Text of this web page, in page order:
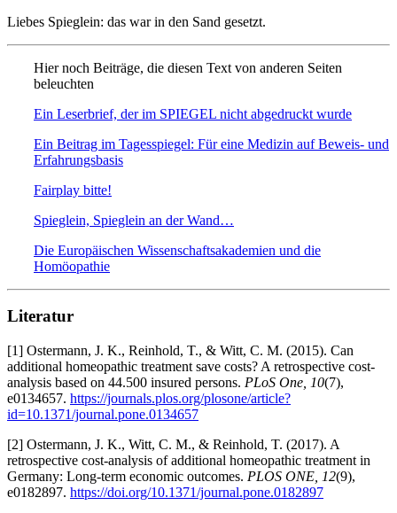
Liebes Spieglein: das war in den Sand gesetzt.
Hier noch Beiträge, die diesen Text von anderen Seiten
beleuchten
Ein Leserbrief, der im SPIEGEL nicht abgedruckt wurde
Ein Beitrag im Tagesspiegel: Für eine Medizin auf Beweis- und
Erfahrungsbasis
Fairplay bitte!
Spieglein, Spieglein an der Wand…
Die Europäischen Wissenschaftsakademien und die
Homöopathie
Literatur
[1] Ostermann, J. K., Reinhold, T., & Witt, C. M. (2015). Can
additional homeopathic treatment save costs? A retrospective cost-
analysis based on 44.500 insured persons. PLoS One, 10(7),
e0134657. https://journals.plos.org/plosone/article?
id=10.1371/journal.pone.0134657
[2] Ostermann, J. K., Witt, C. M., & Reinhold, T. (2017). A
retrospective cost-analysis of additional homeopathic treatment in
Germany: Long-term economic outcomes. PLOS ONE, 12(9),
e0182897. https://doi.org/10.1371/journal.pone.0182897